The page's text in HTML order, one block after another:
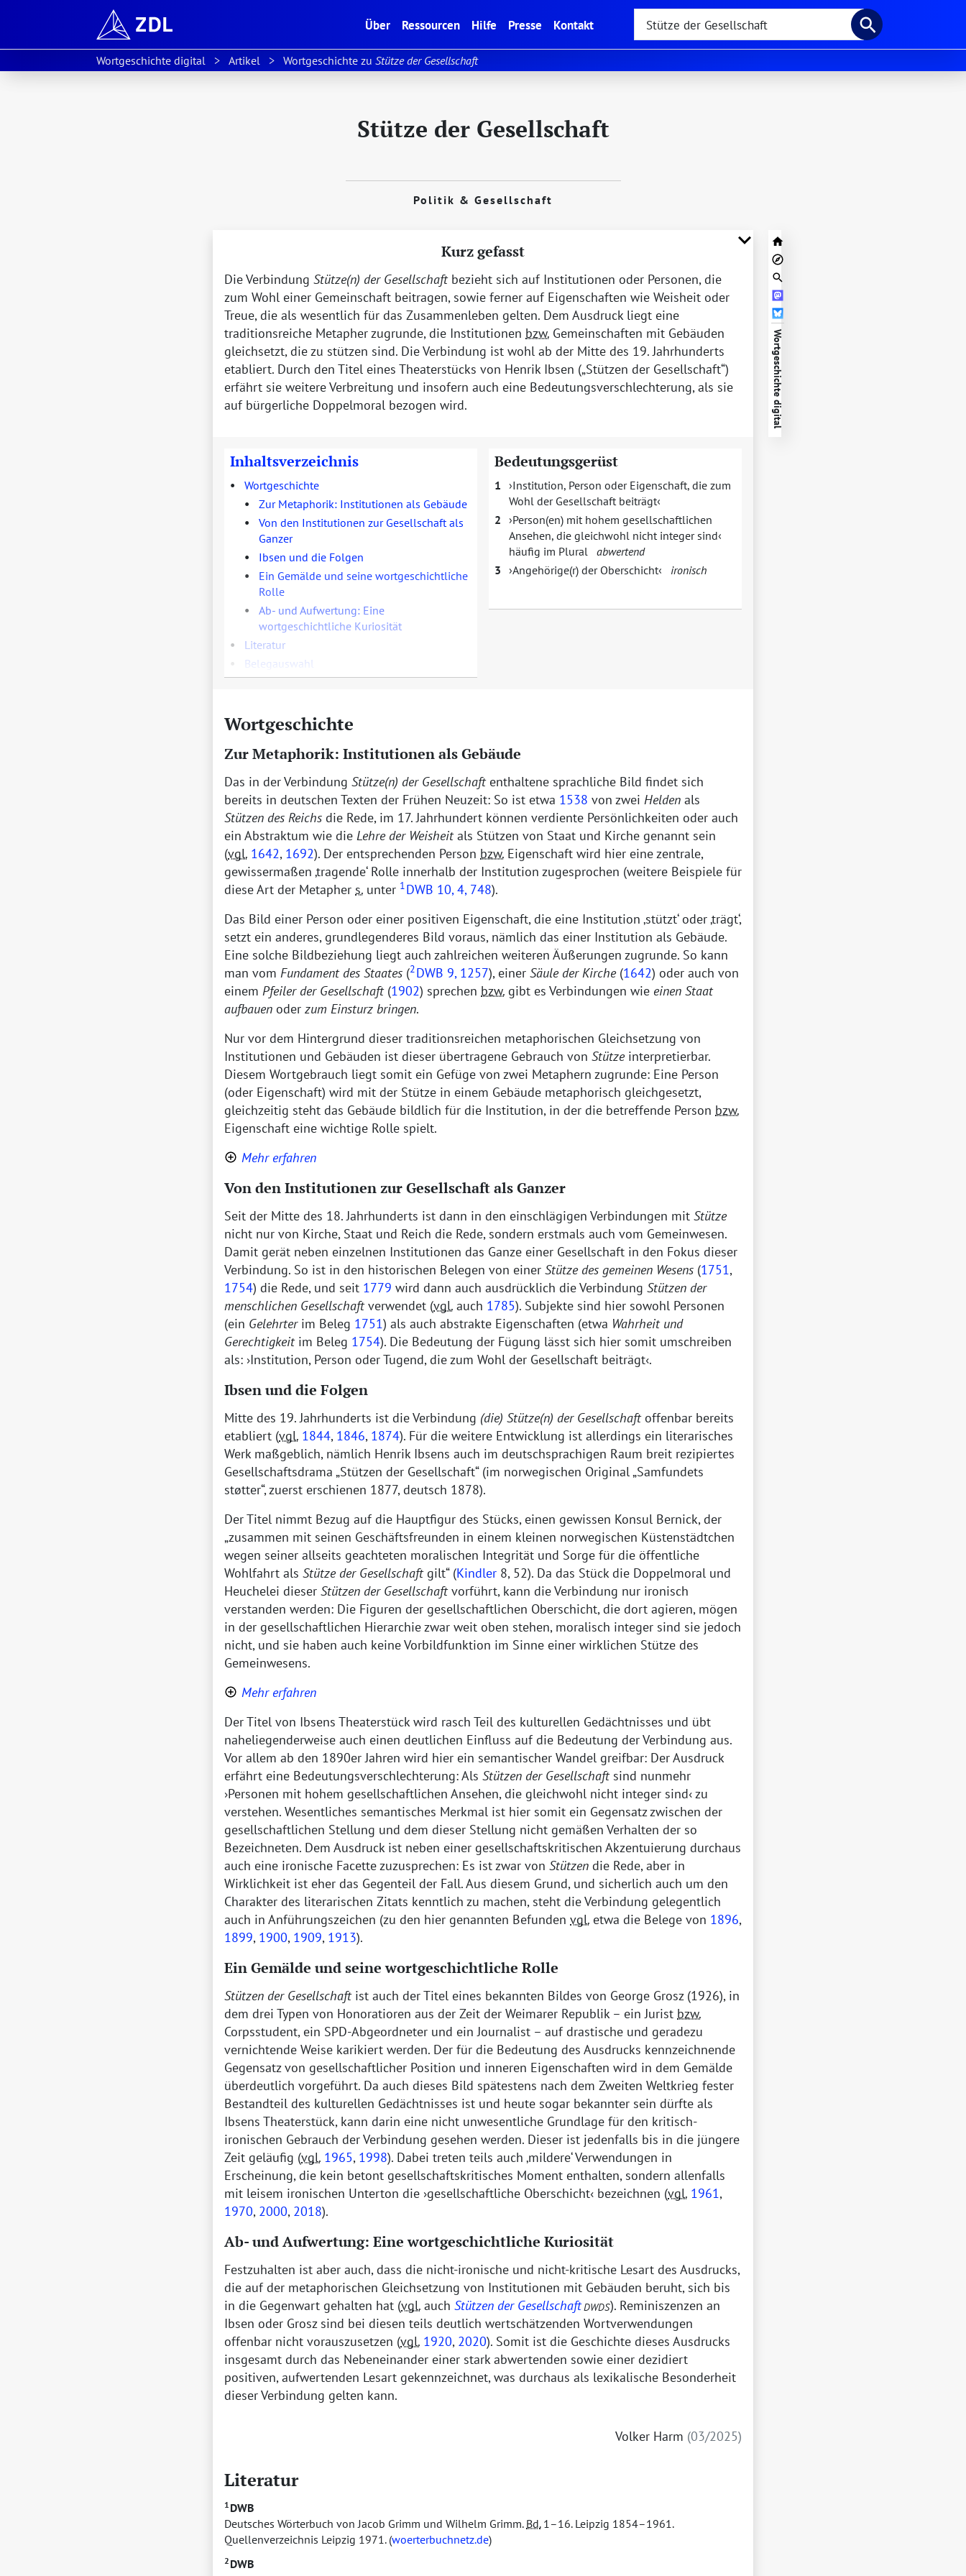
Über(current)
Ressourcen Hilfe Presse Kontakt
Wortgeschichte digital Artikel Wortgeschichte zuStütze der Gesellschaft
Stütze der Gesellschaft
Politik & Gesellschaft
Kurz gefasst
Die Verbindung Stütze(n) der Gesellschaftbezieht sich auf Institutionen oder Personen, die
zum Wohl einer Gemeinschaft beitragen, sowie ferner auf Eigenschaften wie Weisheit oder
Treue, die als wesentlich für das Zusammenleben gelten. Dem Ausdruck liegt eine
traditionsreiche Metapher zugrunde, die Institutionen bzw. Gemeinschaften mit Gebäuden
gleichsetzt, die zu stützen sind. Die Verbindung ist wohl ab der Mitte des 19. Jahrhunderts
etabliert. Durch den Titel eines Theaterstücks von Henrik Ibsen ( Stützen der Gesellschaft )
erfährt sie weitere Verbreitung und insofern auch eine Bedeutungsverschlechterung, als sie
auf bürgerliche Doppelmoral bezogen wird.
Inhaltsverzeichnis
•
Wortgeschichte
•
Zur Metaphorik: Institutionen als Gebäude
•
Von den Institutionen zur Gesellschaft als
Ganzer
•
Ibsen und die Folgen
•
Ein Gemälde und seine wortgeschichtliche
Rolle
•
Ab- und Aufwertung: Eine
wortgeschichtliche Kuriosität
•
Literatur
Belegauswahl
Bedeutungsgerüst
1
Institution, Person oder Eigenschaft, die zum
Wohl der Gesellschaft beiträgt
2
Person(en) mit hohem gesellschaftlichen
Ansehen, die gleichwohl nicht integer sind
häufig im Plural abwertend
3
Angehörige(r) der Oberschicht ironisch
Wortgeschichte
Zur Metaphorik: Institutionen als Gebäude
Das in der Verbindung Stütze(n) der Gesellschaftenthaltene sprachliche Bild findet sich
bereits in deutschen Texten der Frühen Neuzeit: So ist etwa 1538 von zwei Helden als
Stützen des Reichs die Rede, im 17. Jahrhundert können verdiente Persönlichkeiten oder auch
ein Abstraktum wie die Lehre der Weisheitals Stützen von Staat und Kirche genannt sein
(vgl. 1642, 1692). Der entsprechenden Person bzw. Eigenschaft wird hier eine zentrale,
gewissermaßen tragendeRolle innerhalb der Institution zugesprochen (weitere Beispiele für
diese Art der Metapher s. unter 1DWB 10, 4, 748).
Das Bild einer Person oder einer positiven Eigenschaft, die eine Institution stütztoder trägt,
setzt ein anderes, grundlegenderes Bild voraus, nämlich das einer Institution als Gebäude.
Eine solche Bildbeziehung liegt auch zahlreichen weiteren Äußerungen zugrunde. So kann
man vom Fundament des Staates (2DWB 9, 1257), einerSäule der Kirche(1642) oder auch von
einem Pfeiler der Gesellschaft(1902) sprechen bzw. gibt es Verbindungen wie einen Staat
aufbauen oder zum Einsturz bringen.
Nur vor dem Hintergrund dieser traditionsreichen metaphorischen Gleichsetzung von
Institutionen und Gebäuden ist dieser übertragene Gebrauch von Stützeinterpretierbar.
Diesem Wortgebrauch liegt somit ein Gefüge von zwei Metaphern zugrunde: Eine Person
(oder Eigenschaft) wird mit der Stütze in einem Gebäude metaphorisch gleichgesetzt,
gleichzeitig steht das Gebäude bildlich für die Institution, in der die betreffende Person bzw.
Eigenschaft eine wichtige Rolle spielt.
Mehr erfahren
Von den Institutionen zur Gesellschaft als Ganzer
Seit der Mitte des 18. Jahrhunderts ist dann in den einschlägigen Verbindungen mit Stütze
nicht nur von Kirche, Staat und Reich die Rede, sondern erstmals auch vom Gemeinwesen.
Damit gerät neben einzelnen Institutionen das Ganze einer Gesellschaft in den Fokus dieser
Verbindung. So ist in den historischen Belegen von einer Stütze des gemeinen Wesens (1751,
1754) die Rede, und seit 1779 wird dann auch ausdrücklich die Verbindung Stützen der
menschlichen Gesellschaftverwendet (vgl. auch 1785). Subjekte sind hier sowohl Personen
(ein Gelehrterim Beleg 1751) als auch abstrakte Eigenschaften (etwa Wahrheit und
Gerechtigkeitim Beleg 1754). Die Bedeutung der Fügung lässt sich hier somit umschreiben
als: Institution, Person oder Tugend, die zum Wohl der Gesellschaft beiträgt .
Ibsen und die Folgen
Mitte des 19. Jahrhunderts ist die Verbindung (die) Stütze(n) der Gesellschaftoffenbar bereits
etabliert (vgl. 1844, 1846, 1874). Für die weitere Entwicklung ist allerdings ein literarisches
Werk maßgeblich, nämlich Henrik Ibsens auch im deutschsprachigen Raum breit rezipiertes
Gesellschaftsdrama Stützen der Gesellschaft (im norwegischen Original Samfundets
støtter, zuerst erschienen 1877, deutsch 1878).
Der Titel nimmt Bezug auf die Hauptfigur des Stücks, einen gewissen Konsul Bernick, der
zusammen mit seinen Geschäftsfreunden in einem kleinen norwegischen Küstenstädtchen
wegen seiner allseits geachteten moralischen Integrität und Sorge für die öffentliche
Wohlfahrt als Stütze der Gesellschaftgilt (Kindler 8, 52). Da das Stück die Doppelmoral und
Heuchelei dieser Stützen der Gesellschaftvorführt, kann die Verbindung nur ironisch
verstanden werden: Die Figuren der gesellschaftlichen Oberschicht, die dort agieren, mögen
in der gesellschaftlichen Hierarchie zwar weit oben stehen, moralisch integer sind sie jedoch
nicht, und sie haben auch keine Vorbildfunktion im Sinne einer wirklichen Stütze des
Gemeinwesens.
Mehr erfahren
Der Titel von Ibsens Theaterstück wird rasch Teil des kulturellen Gedächtnisses und übt
naheliegenderweise auch einen deutlichen Einfluss auf die Bedeutung der Verbindung aus.
Vor allem ab den 1890er Jahren wird hier ein semantischer Wandel greifbar: Der Ausdruck
erfährt eine Bedeutungsverschlechterung: Als Stützen der Gesellschaftsind nunmehr
Personen mit hohem gesellschaftlichen Ansehen, die gleichwohl nicht integer sind zu
verstehen. Wesentliches semantisches Merkmal ist hier somit ein Gegensatz zwischen der
gesellschaftlichen Stellung und dem dieser Stellung nicht gemäßen Verhalten der so
Bezeichneten. Dem Ausdruck ist neben einer gesellschaftskritischen Akzentuierung durchaus
auch eine ironische Facette zuzusprechen: Es ist zwar von Stützen die Rede, aber in
Wirklichkeit ist eher das Gegenteil der Fall. Aus diesem Grund, und sicherlich auch um den
Charakter des literarischen Zitats kenntlich zu machen, steht die Verbindung gelegentlich
auch in Anführungszeichen (zu den hier genannten Befunden vgl. etwa die Belege von 1896,
1899, 1900, 1909, 1913).
Ein Gemälde und seine wortgeschichtliche Rolle
Stützen der Gesellschaftist auch der Titel eines bekannten Bildes von George Grosz (1926), in
dem drei Typen von Honoratioren aus der Zeit der Weimarer Republik – ein Jurist bzw.
Corpsstudent, ein SPD-Abgeordneter und ein Journalist – auf drastische und geradezu
vernichtende Weise karikiert werden. Der für die Bedeutung des Ausdrucks kennzeichnende
Gegensatz von gesellschaftlicher Position und inneren Eigenschaften wird in dem Gemälde
überdeutlich vorgeführt. Da auch dieses Bild spätestens nach dem Zweiten Weltkrieg fester
Bestandteil des kulturellen Gedächtnisses ist und heute sogar bekannter sein dürfte als
Ibsens Theaterstück, kann darin eine nicht unwesentliche Grundlage für den kritisch-
ironischen Gebrauch der Verbindung gesehen werden. Dieser ist jedenfalls bis in die jüngere
Zeit geläufig (vgl. 1965, 1998). Dabei treten teils auch mildereVerwendungen in
Erscheinung, die kein betont gesellschaftskritisches Moment enthalten, sondern allenfalls
mit leisem ironischen Unterton die gesellschaftliche Oberschicht bezeichnen (vgl. 1961,
1970, 2000, 2018).
Ab- und Aufwertung: Eine wortgeschichtliche Kuriosität
Festzuhalten ist aber auch, dass die nicht-ironische und nicht-kritische Lesart des Ausdrucks,
die auf der metaphorischen Gleichsetzung von Institutionen mit Gebäuden beruht, sich bis
in die Gegenwart gehalten hat (vgl. auch Stützen der GesellschaftDWDS). Reminiszenzen an
Ibsen oder Grosz sind bei diesen teils deutlich wertschätzenden Wortverwendungen
offenbar nicht vorauszusetzen (vgl. 1920, 2020). Somit ist die Geschichte dieses Ausdrucks
insgesamt durch das Nebeneinander einer stark abwertenden sowie einer dezidiert
positiven, aufwertenden Lesart gekennzeichnet, was durchaus als lexikalische Besonderheit
dieser Verbindung gelten kann.
Volker Harm 03/2025
Literatur
1 DWB
Deutsches Wörterbuch von Jacob Grimm und Wilhelm Grimm. Bd.1–16. Leipzig 1854–1961.
Quellenverzeichnis Leipzig 1971. (woerterbuchnetz.de)
2 DWB
Wortgeschichte digital